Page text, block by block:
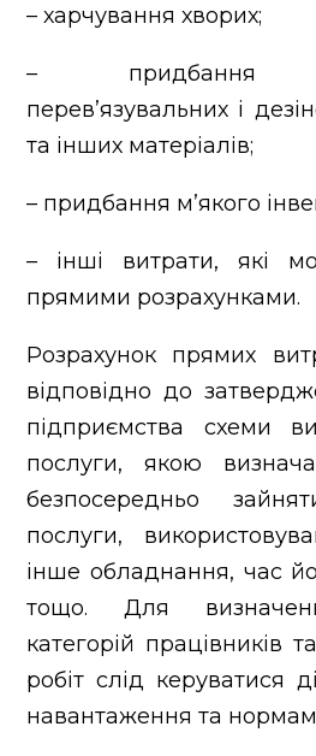
– харчування хворих;
– придбання
перев’язувальних і
та інших матеріалів;
– придбання м’якого
– інші витрати, які
прямими розрахунками.
Розрахунок прямих
відповідно до
підприємства схеми
послуги, якою
безпосередньо
послуги,
інше обладнання, час
тощо. Для
категорій працівників
робіт слід керуватися
навантаження та